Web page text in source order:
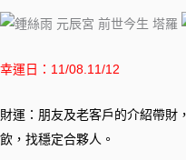
幸運日：11/08.11/12
財運：朋友及老客戶的介紹帶財
飲，找穩定合夥人。